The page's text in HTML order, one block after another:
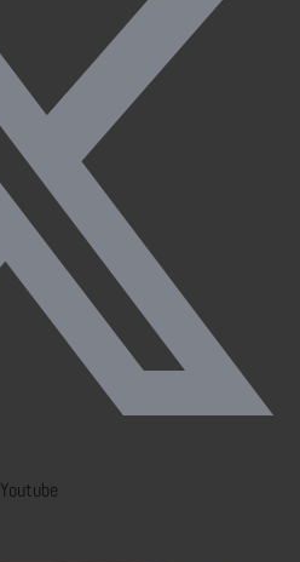
Youtube